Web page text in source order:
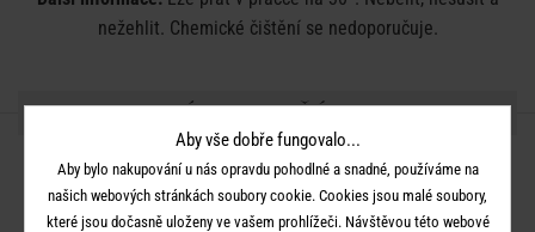
nežehlit. Chemické čištění se nedoporučuje.
SDÍLEJTE S PŘÁTELI
Aby vše dobře fungovalo...
Aby bylo nakupování u nás opravdu pohodlné a snadné, používáme na
našich webových stránkách soubory cookie. Cookies jsou malé soubory,
které jsou dočasně uloženy ve vašem prohlížeči. Návštěvou této webové